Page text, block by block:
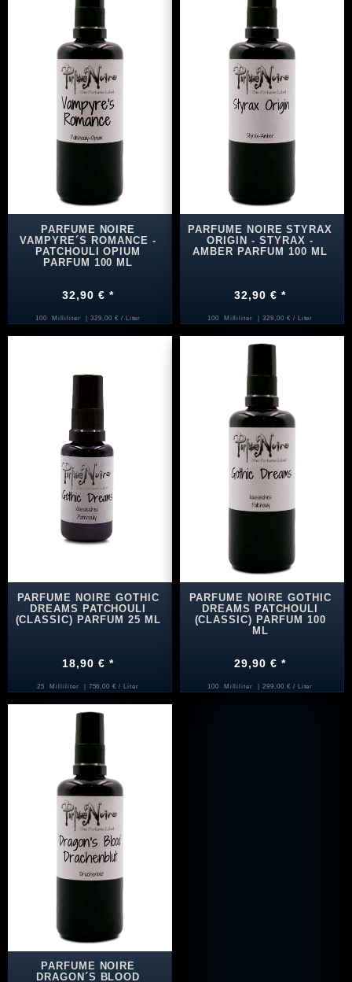
PARFUME NOIRE
VAMPYRE´S ROMANCE -
PATCHOULI OPIUM
PARFUM 100 ML
32,90 € *
100 Milliliter | 329,00 € / Liter
PARFUME NOIRE STYRAX
ORIGIN - STYRAX -
AMBER PARFUM 100 ML
32,90 € *
100 Milliliter | 329,00 € / Liter
PARFUME NOIRE GOTHIC
DREAMS PATCHOULI
(CLASSIC) PARFUM 25 ML
18,90 € *
25 Milliliter | 756,00 € / Liter
PARFUME NOIRE GOTHIC
DREAMS PATCHOULI
(CLASSIC) PARFUM 100
ML
29,90 € *
100 Milliliter | 299,00 € / Liter
PARFUME NOIRE
DRAGON´S BLOOD